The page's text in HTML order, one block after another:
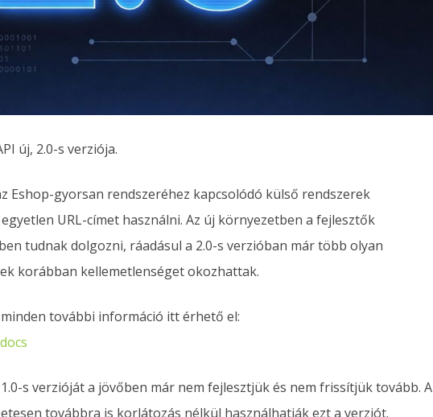
új, 2.0-s verziója.
Eshop-gyorsan rendszeréhez kapcsolódó külső rendszerek
URL-címet használni. Az új környezetben a fejlesztők
tudnak dolgozni, ráadásul a 2.0-s verzióban már több olyan
korábban kellemetlenséget okozhattak.
további információ itt érhető el:
s verzióját a jövőben már nem fejlesztjük és nem frissítjük tovább. A
továbbra is korlátozás nélkül használhatják ezt a verziót.